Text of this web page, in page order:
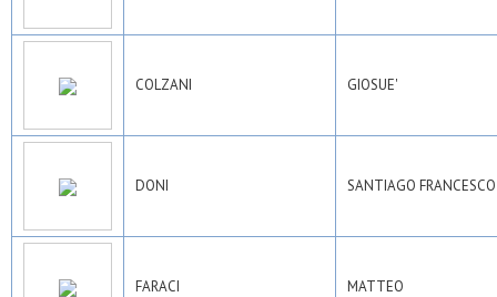
COLZANI GIOSUE'
DONI SANTIAGO FRANCESCO
FARACI MATTEO